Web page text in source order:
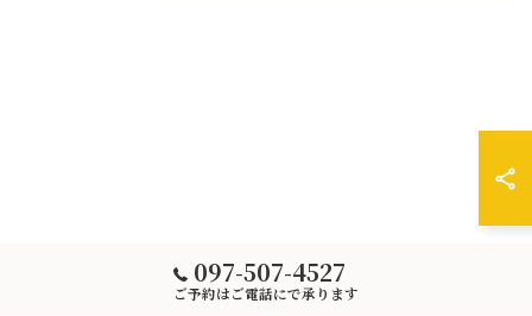
097-507-4527
ご予約はご電話にで承ります